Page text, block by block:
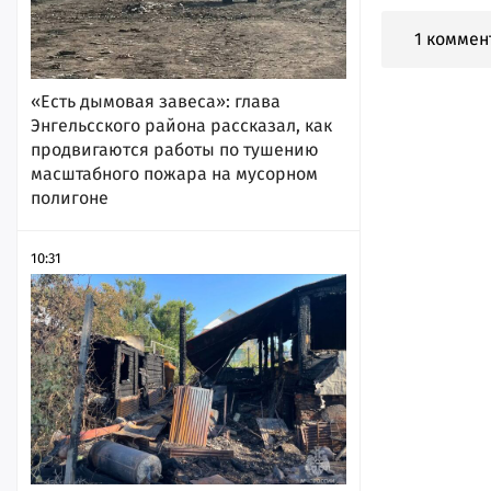
«Есть дымовая завеса»: глава
Энгельсского района рассказал, как
продвигаются работы по тушению
масштабного пожара на мусорном
полигоне
10:31
1